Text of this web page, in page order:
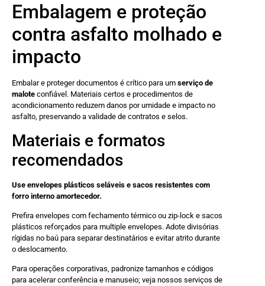
Embalagem e proteção
contra asfalto molhado e
impacto
Embalar e proteger documentos é crítico para um serviço de
malote confiável. Materiais certos e procedimentos de
acondicionamento reduzem danos por umidade e impacto no
asfalto, preservando a validade de contratos e selos.
Materiais e formatos
recomendados
Use envelopes plásticos seláveis e sacos resistentes com
forro interno amortecedor.
Prefira envelopes com fechamento térmico ou zip-lock e sacos
plásticos reforçados para multiple envelopes. Adote divisórias
rígidas no baú para separar destinatários e evitar atrito durante
o deslocamento.
Para operações corporativas, padronize tamanhos e códigos
para acelerar conferência e manuseio; veja nossos serviços de